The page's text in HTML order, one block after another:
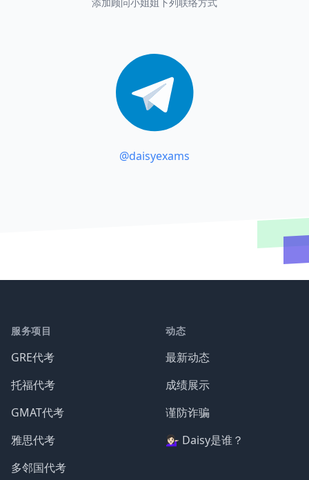
@daisyexams
服务项目
GRE代考
托福代考
GMAT代考
雅思代考
多邻国代考
动态
最新动态
成绩展示
谨防诈骗
💁🏻‍♀️ Daisy是谁？